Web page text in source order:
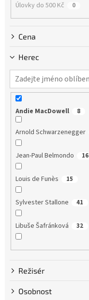
Úlovky do 500 Kč 0
Cena
Herec
Andie MacDowell 8
Arnold Schwarzenegger
Jean-Paul Belmondo 16
Louis de Funès 15
Sylvester Stallone 41
Libuše Šafránková 32
Dustin Hoffman 58
Clint Eastwood
Bruce Willis
Režisér
Osobnost